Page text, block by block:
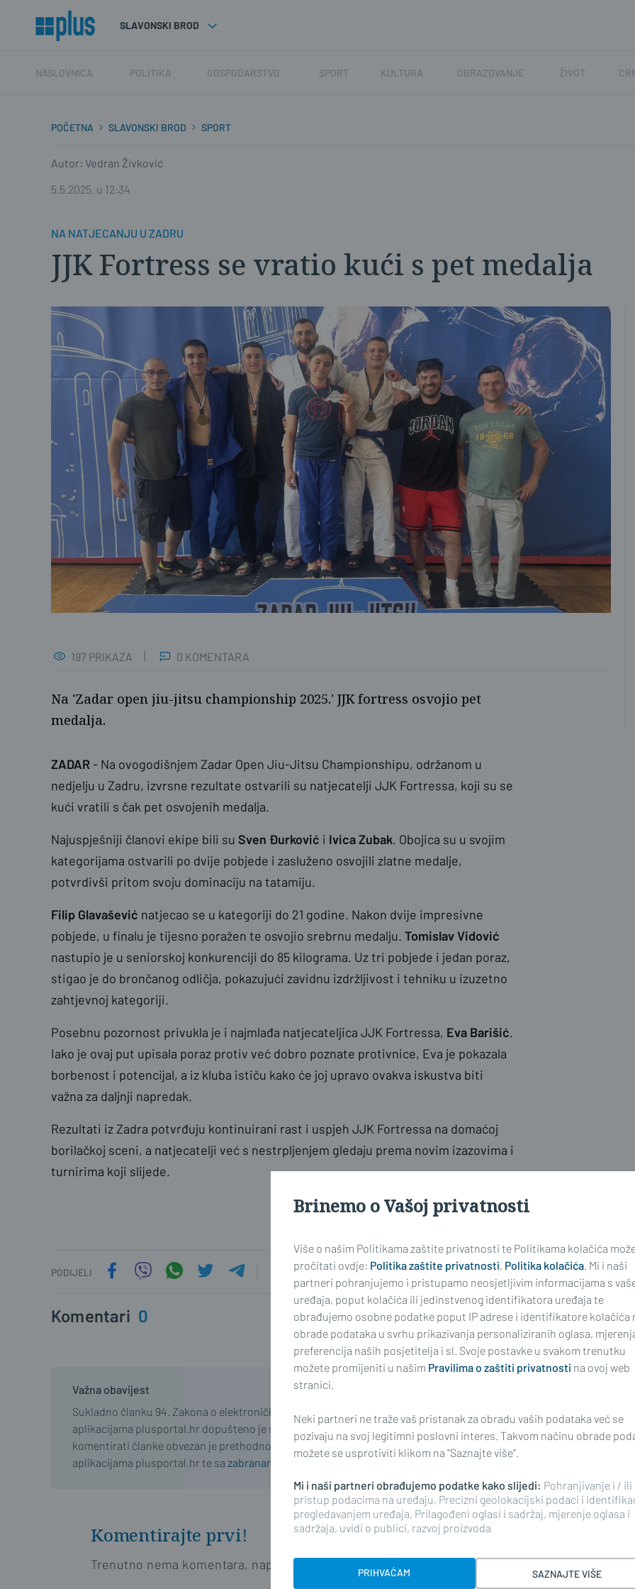
SLAVONSKI BROD
NASLOVNICA POLITIKA GOSPODARSTVO SPORT KULTURA OBRAZOVANJE ŽIVOT
POČETNA SLAVONSKI BROD SPORT
Autor: Vedran Živković
5.5.2025. u 12:34
NA NATJECANJU U ZADRU
JJK Fortress se vratio kući s pet medalja
197 PRIKAZA 0 KOMENTARA
Na 'Zadar open jiu-jitsu championship 2025.' JJK fortress osvojio pet
medalja.
ZADAR - Na ovogodišnjem Zadar Open Jiu-Jitsu Championshipu, održanom u
nedjelju u Zadru, izvrsne rezultate ostvarili su natjecatelji JJK Fortressa, koji su se
kući vratili s čak pet osvojenih medalja.
Najuspješniji članovi ekipe bili su Sven Đurković i Ivica Zubak. Obojica su u svojim
kategorijama ostvarili po dvije pobjede i zasluženo osvojili zlatne medalje,
potvrdivši pritom svoju dominaciju na tatamiju.
Filip Glavašević natjecao se u kategoriji do 21 godine. Nakon dvije impresivne
pobjede, u finalu je tijesno poražen te osvojio srebrnu medalju. Tomislav Vidović
nastupio je u seniorskoj konkurenciji do 85 kilograma. Uz tri pobjede i jedan poraz,
stigao je do brončanog odličja, pokazujući zavidnu izdržljivost i tehniku u izuzetno
zahtjevnoj kategoriji.
Posebnu pozornost privukla je i najmlađa natjecateljica JJK Fortressa, Eva Barišić.
Iako je ovaj put upisala poraz protiv već dobro poznate protivnice, Eva je pokazala
borbenost i potencijal, a iz kluba ističu kako će joj upravo ovakva iskustva biti
važna za daljnji napredak.
Rezultati iz Zadra potvrđuju kontinuirani rast i uspjeh JJK Fortressa na domaćoj
borilačkoj sceni, a natjecatelji već s nestrpljenjem gledaju prema novim izazovima i
turnirima koji slijede.
PODIJELI
Komentari 0 najnoviji
Važna obavijest
Sukladno članku 94. Zakona o elektroničkim medijima, komentiranje članaka na web portalu i mobilnim
aplikacijama plusportal.hr dopušteno je samo registriranim korisnicima. Svaki korisnik koji želi
komentirati članke obvezan je prethodno se upoznati s
Pravilima komentiranjana web portalu i mobilnim
aplikacijama plusportal.hr te sa zabranama propisanim stavkom 2. članka 94. Zakona.
Komentirajte prvi!
Trenutno nema komentara, napišite prvi komentar i pokrenite raspravu.
Brinemo o Vašoj privatnosti
Više o našim Politikama zaštite privatnosti te Politikama kolačića
pročitati ovdje: Politika zaštite privatnosti, Politika kolačića. Mi i naši
partneri pohranjujemo i pristupamo neosjetljivim informacijama s
uređaja, poput kolačića ili jedinstvenog identifikatora uređaja te
obrađujemo osobne podatke poput IP adrese i identifikatore kolačića
obrade podataka u svrhu prikazivanja personaliziranih oglasa,
preferencija naših posjetitelja i sl. Svoje postavke u svakom trenutku
možete promijeniti u našim Pravilima o zaštiti privatnosti na ovoj web
stranici.
Neki partneri ne traže vaš pristanak za obradu vaših podataka već se
pozivaju na svoj legitimni poslovni interes. Takvom načinu obrade
možete se usprotiviti klikom na "Saznajte više".
Mi i naši partneri obrađujemo podatke kako slijedi: Pohranjivanje i / ili
pristup podacima na uređaju, Precizni geolokacijski podaci i
pregledavanjem uređaja, Prilagođeni oglasi i sadržaj, mjerenje oglasa i
sadržaja, uvidi o publici, razvoj proizvoda
PRIHVAĆAM SAZNAJTE VIŠE